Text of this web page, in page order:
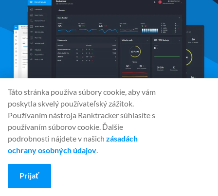
Sociálne médiá
Nástroje
Táto stránka používa súbory cookie, aby vám
poskytla skvelý používateľský zážitok.
Používaním nástroja Ranktracker súhlasíte s
používaním súborov cookie. Ďalšie
podrobnosti nájdete v našich zásadách
ochrany osobných údajov.
Prijať